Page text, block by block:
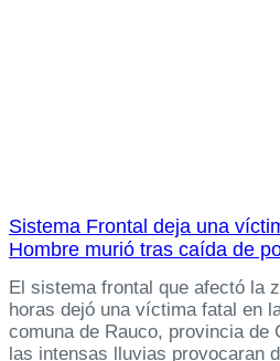
Sistema Frontal deja una
Hombre murió tras caída de
El sistema frontal que afectó la
horas dejó una víctima fatal en
comuna de Rauco, provincia de
las intensas lluvias provocaran